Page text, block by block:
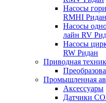
Насосы
RMHI Ридан
Насосы
лайн RV
Насосы
RW Ридан
Приводная
Промышленная
Аксессуары
Датчики